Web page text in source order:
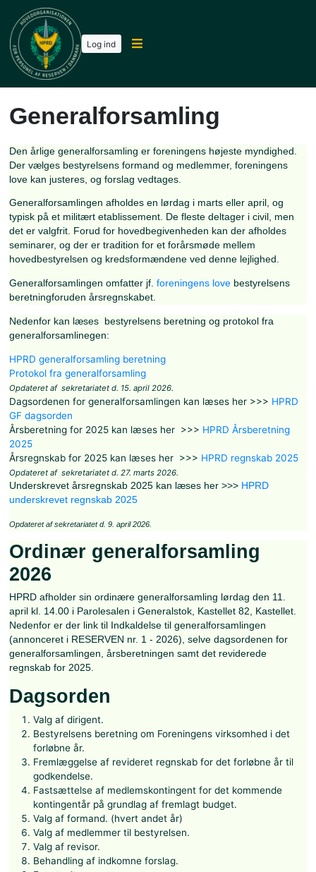
Log ind
Generalforsamling
Den årlige generalforsamling er foreningens højeste
love kan justeres, og forslag vedtages.
Generalforsamlingen afholdes en lørdag i marts eller
typisk på et militært etablissement. De fleste deltager i
seminarer, og der er tradition for et forårsmøde mellem
hovedbestyrelsen og kredsformændene ved denne
Generalforsamlingen omfatter jf.
Nedenfor kan læses bestyrelsens beretning og protokol
generalforsamlinegen:
HPRD generalforsamling beretning
Protokol fra generalforsamling
Opdateret af sekretariatet d. 15. april 2026.
Dagsordenen for generalforsamlingen kan læses her
GF dagsorden
Årsberetning for 2025 kan læses her >>>
2025
Opdateret af sekretariatet d. 27. marts 2026.
Underskrevet årsregnskab 2025 kan læses her >>>
Opdateret af sekretariatet d. 9. april 2026.
Ordinær generalforsamling
2026
HPRD afholder sin ordinære generalforsamling lørdag
april kl. 14.00 i Parolesalen i Generalstok, Kastellet 82,
Nedenfor er der link til Indkaldelse til generalforsamlingen
(annonceret i RESERVEN nr. 1 - 2026), selve
generalforsamlingen, årsberetningen samt det reviderede
regnskab for 2025.
Dagsorden
Valg af dirigent.
Bestyrelsens beretning om Foreningens